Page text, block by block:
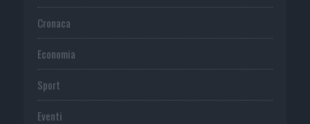
Cronaca
Economia
Sport
Eventi